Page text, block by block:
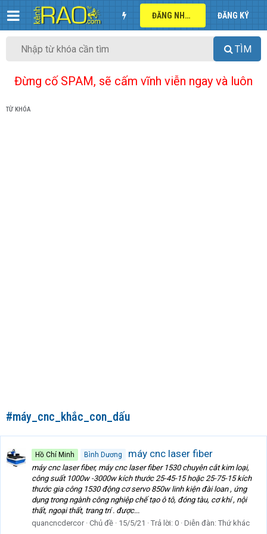
ĐĂNG NHẬP ĐĂNG KÝ
TÌM
Đừng cố SPAM, sẽ cấm vĩnh viễn ngay và luôn
TỪ KHÓA
#máy_cnc_khắc_con_dấu
Hồ Chí Minh Bình Dương máy cnc laser fiber
máy cnc laser fiber, máy cnc laser fiber 1530 chuyên cắt kim loại,
công suất 1000w -3000w kích thước 25-45-15 hoặc 25-75-15 kích
thước gia công 1530 động cơ servo 850w linh kiện đài loan , ứng
dụng trong ngành công nghiệp chế tạo ô tô, đóng tàu, cơ khí , nội
thất, ngoại thất, trang trí . được...
quancncdercor Chủ đề 15/5/21 Trả lời: 0 Diễn đàn: Thứ khác